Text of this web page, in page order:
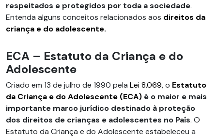
respeitados e protegidos por toda a sociedade.
Entenda alguns conceitos relacionados aos direitos da
criança e do adolescente.
ECA – Estatuto da Criança e do
Adolescente
Criado em 13 de julho de 1990 pela Lei 8.069, o Estatuto
da Criança e do Adolescente (ECA) é o maior e mais
importante marco jurídico destinado à proteção
dos direitos de crianças e adolescentes no País. O
Estatuto da Criança e do Adolescente estabeleceu a